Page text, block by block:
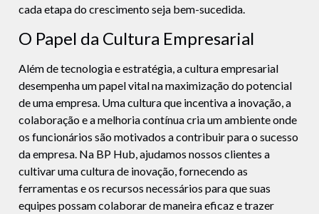
cada etapa do crescimento seja bem-sucedida.
O Papel da Cultura Empresarial
Além de tecnologia e estratégia, a cultura empresarial
desempenha um papel vital na maximização do potencial
de uma empresa. Uma cultura que incentiva a inovação, a
colaboração e a melhoria contínua cria um ambiente onde
os funcionários são motivados a contribuir para o sucesso
da empresa. Na BP Hub, ajudamos nossos clientes a
cultivar uma cultura de inovação, fornecendo as
ferramentas e os recursos necessários para que suas
equipes possam colaborar de maneira eficaz e trazer